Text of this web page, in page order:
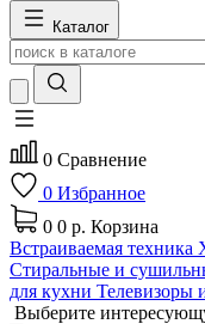
Каталог
0 Сравнение
0 Избранное
0 0 р. Корзина
Встраиваемая техника
Стиральные и
для кухни Телевизоры
Выберите